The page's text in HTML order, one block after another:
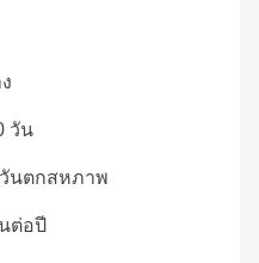
วัน
นตกสหภาพ
ต่อปี